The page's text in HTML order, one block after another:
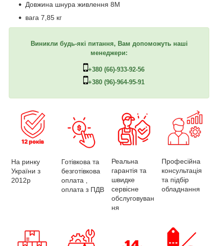
Довжина шнура живлення 8M
вага 7,85 кг
Виникли будь-які питання, Вам допоможуть наші
менеджери:
+380 (66)-933-92-56
+380 (96)-964-95-91
На ринку
України з
2012р
Готівкова та
безготівкова
оплата ,
оплата з ПДВ
Реальна
гарантія та
швидке
сервісне
обслуговуван
ня
Професійна
консультація
та підбір
обладнання